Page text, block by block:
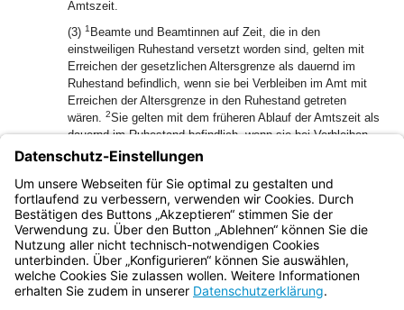
Amtszeit.
(3) 1 Beamte und Beamtinnen auf Zeit, die in den
einstweiligen Ruhestand versetzt worden sind, gelten mit
Erreichen der gesetzlichen Altersgrenze als dauernd im
Ruhestand befindlich, wenn sie bei Verbleiben im Amt mit
Erreichen der Altersgrenze in den Ruhestand getreten
wären. 2Sie gelten mit dem früheren Ablauf der Amtszeit als
dauernd im Ruhestand befindlich, wenn sie bei Verbleiben
im Amt in diesem Zeitpunkt eine Dienstzeit von mindestens
zehn Jahren im Beamtenverhältnis mit Dienstbezügen
zurückgelegt hätten oder vor Ablauf der Amtszeit nach Abs.
2 Satz 1 Nr. 2 in den Ruhestand versetzt worden wären.
Bayern.de
BayernPortal